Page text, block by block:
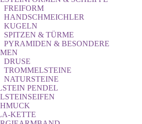
FREIFORM
HANDSCHMEICHLER
KUGELN
SPITZEN & TÜRME
PYRAMIDEN & BESONDERE
DRUSE
TROMMELSTEINE
NATURSTEINE
PENDEL
KETTE